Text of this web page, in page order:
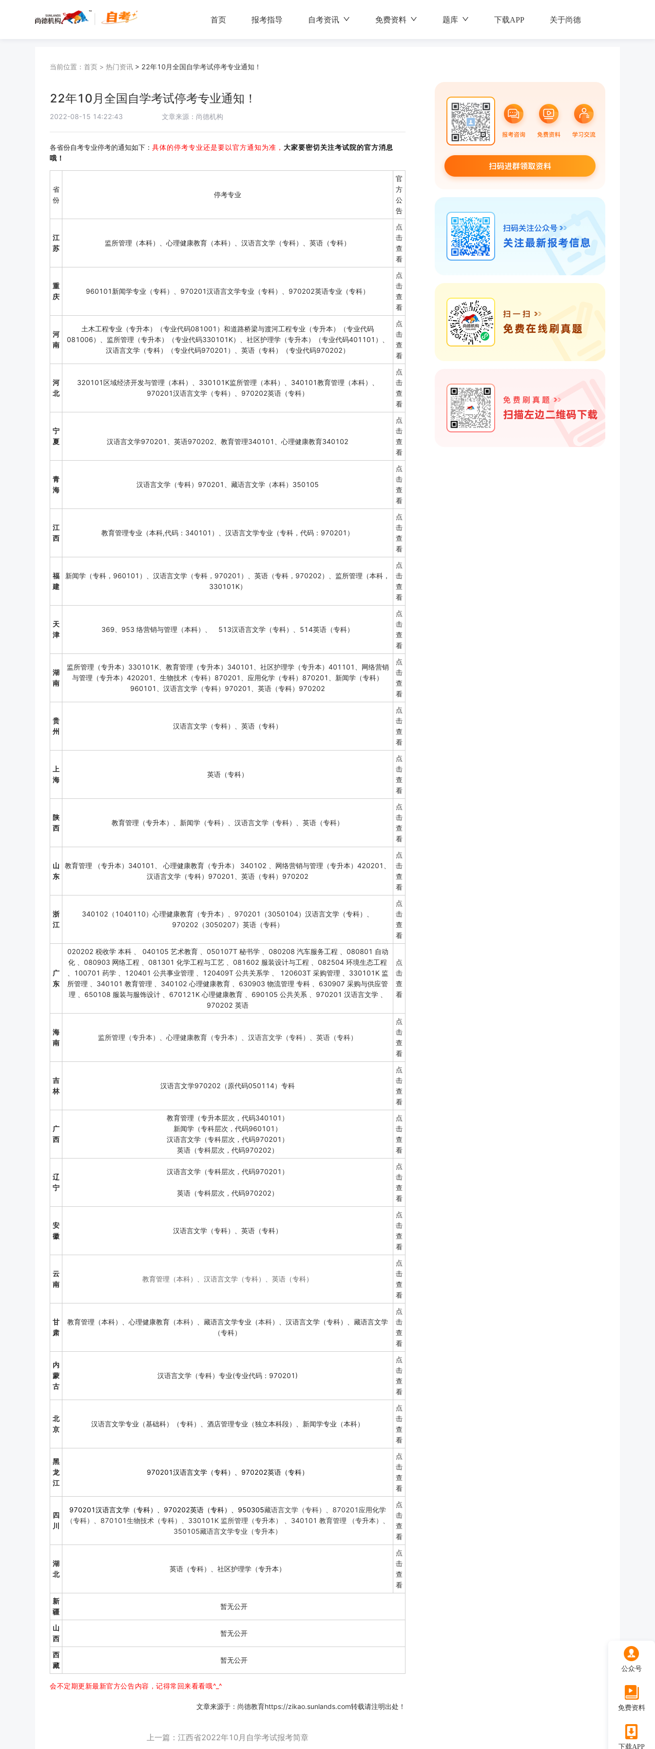
首页 报考指导 自考资讯 免费资料 题库 下载APP 关于尚德
当前位置： 首页 > 热门资讯 > 22年10月全国自学考试停考专业通知！
22年10月全国自学考试停考专业通知！
2022-08-15 14:22:43 文章来源：尚德机构
各省份自考专业停考的通知如下： 具体的停考专业还是要以官方通知为准， 大家要密切关注考试院的官方消息
哦！
省
份
停考专业
官
方
公
告
江
苏
监所管理（本科）、心理健康教育（本科）、汉语言文学（专科）、英语（专科）
点
击
查
看
重
庆
960101新闻学专业（专科）、970201汉语言文学专业（专科）、970202英语专业（专科）
点
击
查
看
河
南
土木工程专业（专升本）（专业代码081001）和道路桥梁与渡河工程专业（专升本）（专业代码
081006）、监所管理（专升本）（专业代码330101K）、社区护理学（专升本）（专业代码401101）、
汉语言文学（专科）（专业代码970201）、英语（专科）（专业代码970202）
点
击
查
看
河
北
320101区域经济开发与管理（本科）、330101K监所管理（本科）、340101教育管理（本科）、
970201汉语言文学（专科）、970202英语（专科）
点
击
查
看
宁
夏
汉语言文学970201、英语970202、教育管理340101、心理健康教育340102
点
击
查
看
青
海
汉语言文学（专科）970201、藏语言文学（本科）350105
点
击
查
看
江
西
教育管理专业（本科,代码：340101）、汉语言文学专业（专科，代码：970201）
点
击
查
看
福
建
新闻学（专科，960101）、汉语言文学（专科，970201）、英语（专科，970202）、监所管理（本科，
330101K）
点
击
查
看
天
津
369、953 络营销与管理（本科）、 513汉语言文学（专科）、514英语（专科）
点
击
查
看
湖
南
监所管理（专升本）330101K、教育管理（专升本）340101、社区护理学（专升本）401101、网络营销
与管理（专升本）420201、生物技术（专科）870201、应用化学（专科）870201、新闻学（专科）
960101、汉语言文学（专科）970201、英语（专科）970202
点
击
查
看
贵
州
汉语言文学（专科）、英语（专科）
点
击
查
看
上
海
英语（专科）
点
击
查
看
陕
西
教育管理（专升本）、新闻学（专科）、汉语言文学（专科）、英语（专科）
点
击
查
看
山
东
教育管理 （专升本）340101、 心理健康教育（专升本） 340102 、网络营销与管理（专升本）420201、
汉语言文学（专科）970201、英语（专科）970202
点
击
查
看
浙
江
340102（1040110）心理健康教育（专升本）、970201（3050104）汉语言文学（专科）、
970202（3050207）英语（专科）
点
击
查
看
广
东
020202 税收学 本科 、 040105 艺术教育 、050107T 秘书学 、080208 汽车服务工程 、080801 自动
化 、080903 网络工程 、081301 化学工程与工艺 、081602 服装设计与工程 、082504 环境生态工程
、100701 药学 、120401 公共事业管理 、120409T 公共关系学 、 120603T 采购管理 、330101K 监
所管理 、340101 教育管理 、340102 心理健康教育 、630903 物流管理 专科 、630907 采购与供应管
理 、650108 服装与服饰设计 、670121K 心理健康教育 、690105 公共关系 、970201 汉语言文学 、
970202 英语
点
击
查
看
海
南
监所管理（专升本）、心理健康教育（专升本）、汉语言文学（专科）、英语（专科）
点
击
查
看
吉
林
汉语言文学970202（原代码050114）专科
点
击
查
看
广
西
教育管理（专升本层次，代码340101）
新闻学（专科层次，代码960101）
汉语言文学（专科层次，代码970201）
英语（专科层次，代码970202）
点
击
查
看
辽
宁
汉语言文学（专科层次，代码970201）
英语（专科层次，代码970202）
点
击
查
看
安
徽
汉语言文学（专科）、英语（专科）
点
击
查
看
云
南
教育管理（本科）、汉语言文学（专科）、英语（专科）
点
击
查
看
甘
肃
教育管理（本科）、心理健康教育（本科）、藏语言文学专业（本科）、汉语言文学（专科）、藏语言文学
（专科）
点
击
查
看
内
蒙
古
汉语言文学（专科）专业(专业代码：970201)
点
击
查
看
北
京
汉语言文学专业（基础科）（专科）、酒店管理专业（独立本科段）、新闻学专业（本科）
点
击
查
看
黑
龙
江
970201汉语言文学（专科）、970202英语（专科）
点
击
查
看
四
川
970201汉语言文学（专科）、970202英语（专科）、950305藏语言文学（专科）、870201应用化学
（专科）、870101生物技术（专科）、330101K 监所管理（专升本） 、340101 教育管理 （专升本）、
350105藏语言文学专业（专升本）
点
击
查
看
湖
北
英语（专科）、社区护理学（专升本）
点
击
查
看
新
疆
暂无公开
山
西
暂无公开
西
藏
暂无公开
会不定期更新最新官方公告内容，记得常回来看看哦^_^
文章来源于： 尚德教育https://zikao.sunlands.com转载请注明出处！
上一篇：江西省2022年10月自学考试报考简章
公众号
免费资料
下载APP